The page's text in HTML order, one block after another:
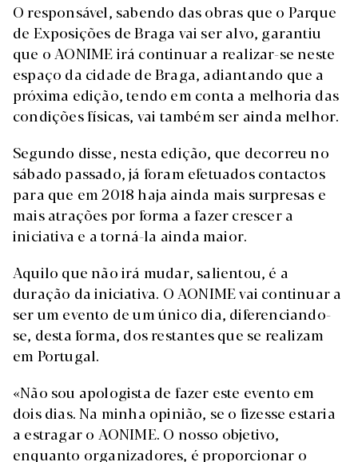
O responsável, sabendo das obras que o Parque
de Exposições de Braga vai ser alvo, garantiu
que o AONIME irá continuar a realizar-se neste
espaço da cidade de Braga, adiantando que a
próxima edição, tendo em conta a melhoria das
condições físicas, vai também ser ainda melhor.
Segundo disse, nesta edição, que decorreu no
sábado passado, já foram efetuados contactos
para que em 2018 haja ainda mais surpresas e
mais atrações por forma a fazer crescer a
iniciativa e a torná-la ainda maior.
Aquilo que não irá mudar, salientou, é a
duração da iniciativa. O AONIME vai continuar a
ser um evento de um único dia, diferenciando-
se, desta forma, dos restantes que se realizam
em Portugal.
«Não sou apologista de fazer este evento em
dois dias. Na minha opinião, se o fizesse estaria
a estragar o AONIME. O nosso objetivo,
enquanto organizadores, é proporcionar o